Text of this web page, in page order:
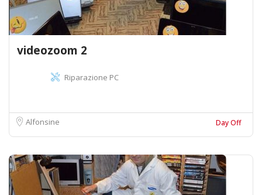
videozoom 2
Riparazione PC
Alfonsine Day Off